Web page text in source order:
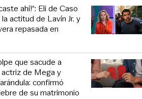
ahí!“: Eli de Caso
actitud de Lavín Jr. y
repasada en
que sacude a
de Mega y
confirmó
de su matrimonio